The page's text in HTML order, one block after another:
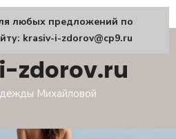
zdorov.ru
Михайловой
любых предложений по
krasiv-i-zdorov@cp9.ru